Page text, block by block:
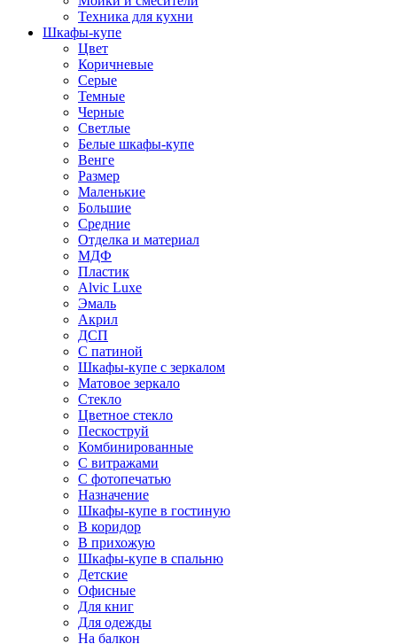
Техника для кухни
Шкафы-купе
Цвет
Коричневые
Серые
Темные
Черные
Светлые
Белые шкафы-купе
Венге
Размер
Маленькие
Большие
Средние
Отделка и материал
МДФ
Пластик
Alvic Luxe
Эмаль
Акрил
ДСП
С патиной
Шкафы-купе с зеркалом
Матовое зеркало
Стекло
Цветное стекло
Пескоструй
Комбинированные
С витражами
С фотопечатью
Назначение
Шкафы-купе в гостиную
В коридор
В прихожую
Шкафы-купе в спальню
Детские
Офисные
Для книг
Для одежды
На балкон